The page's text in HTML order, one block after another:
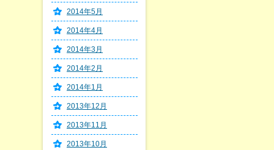
2014年5月
2014年4月
2014年3月
2014年2月
2014年1月
2013年12月
2013年11月
2013年10月